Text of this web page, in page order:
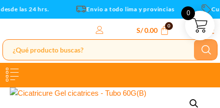
Ir
al
las 24 hrs. Envio a todo lima y provincias
S/0.00
Cicatricure
0
cantidad